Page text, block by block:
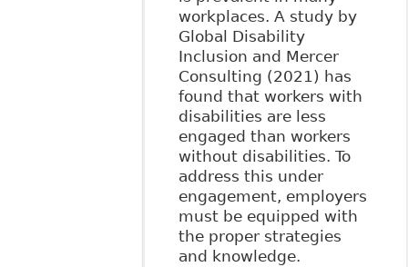
workplaces. A study by
Global Disability
Inclusion and Mercer
Consulting (2021) has
found that workers with
disabilities are less
engaged than workers
without disabilities. To
address this under
engagement, employers
must be equipped with
the proper strategies
and knowledge.